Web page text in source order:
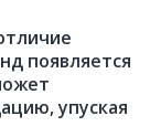
появляется
упуская